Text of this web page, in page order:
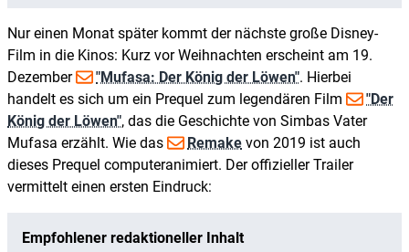
Nur einen Monat später kommt der nächste große Disney-
Film in die Kinos: Kurz vor Weihnachten erscheint am 19.
Dezember
"Mufasa: Der König der Löwen". Hierbei
handelt es sich um ein Prequel zum legendären Film
"Der
König der Löwen", das die Geschichte von Simbas Vater
Mufasa erzählt. Wie das
Remake von 2019 ist auch
dieses Prequel computeranimiert. Der offizieller Trailer
vermittelt einen ersten Eindruck: